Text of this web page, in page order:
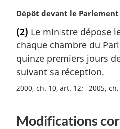
d
l
a
n
o
e
b
a
l
e
:
N
t
e
m
r
g
a
Dépôt devant le Parlement
(2) Le ministre dépose
chaque chambre du
quinze premiers jours
suivant sa réception.
2000, ch. 10, art. 12 2005,
Modifications